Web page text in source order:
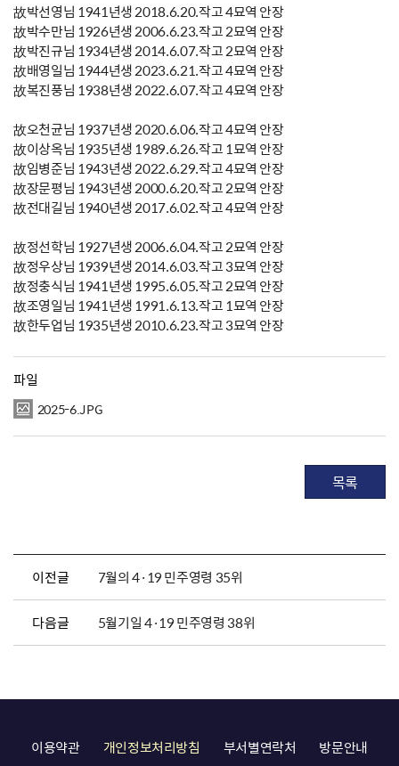
故박선영님 1941년생 2018.6.20.작고 4묘역 안장
故박수만님 1926년생 2006.6.23.작고 2묘역 안장
故박진규님 1934년생 2014.6.07.작고 2묘역 안장
故배영일님 1944년생 2023.6.21.작고 4묘역 안장
故복진풍님 1938년생 2022.6.07.작고 4묘역 안장
故오천균님 1937년생 2020.6.06.작고 4묘역 안장
故이상옥님 1935년생 1989.6.26.작고 1묘역 안장
故임병준님 1943년생 2022.6.29.작고 4묘역 안장
故장문평님 1943년생 2000.6.20.작고 2묘역 안장
故전대길님 1940년생 2017.6.02.작고 4묘역 안장
故정선학님 1927년생 2006.6.04.작고 2묘역 안장
故정우상님 1939년생 2014.6.03.작고 3묘역 안장
故정충식님 1941년생 1995.6.05.작고 2묘역 안장
故조영일님 1941년생 1991.6.13.작고 1묘역 안장
故한두업님 1935년생 2010.6.23.작고 3묘역 안장
파일
2025-6.JPG
목록
이전글 7월의 4·19 민주영령 35위
다음글 5월기일 4·19 민주영령 38위
이용약관 개인정보처리방침 부서별연락처
방문안내